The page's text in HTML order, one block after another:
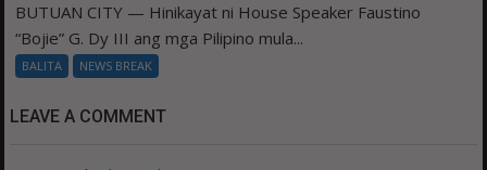
BUTUAN CITY — Hinikayat ni House Speaker Faustino
“Bojie” G. Dy III ang mga Pilipino mula...
BALITA NEWS BREAK
LEAVE A COMMENT